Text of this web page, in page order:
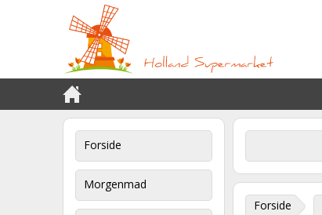
Forside
Morgenmad
Forside